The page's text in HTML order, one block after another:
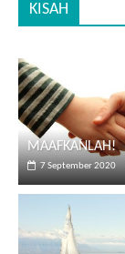
KISAH
MAAFKANLAH!
7 September 2020